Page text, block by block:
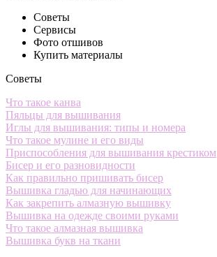
Советы
Сервисы
Фото отшивов
Купить материалы
Советы
Что такое канва
Пяльцы для вышивания
Иглы для вышивания: типы и номера
Что такое мулине и его виды
Приспособления для вышивания крестиком
Бисер и его разновидности
Как правильно пришивать бисер
Вышивка гладью для начинающих
Как закрепить алмазную вышивку
Вышивка на одежде своими руками
Что такое алмазная вышивка
Вышивка букв на ткани